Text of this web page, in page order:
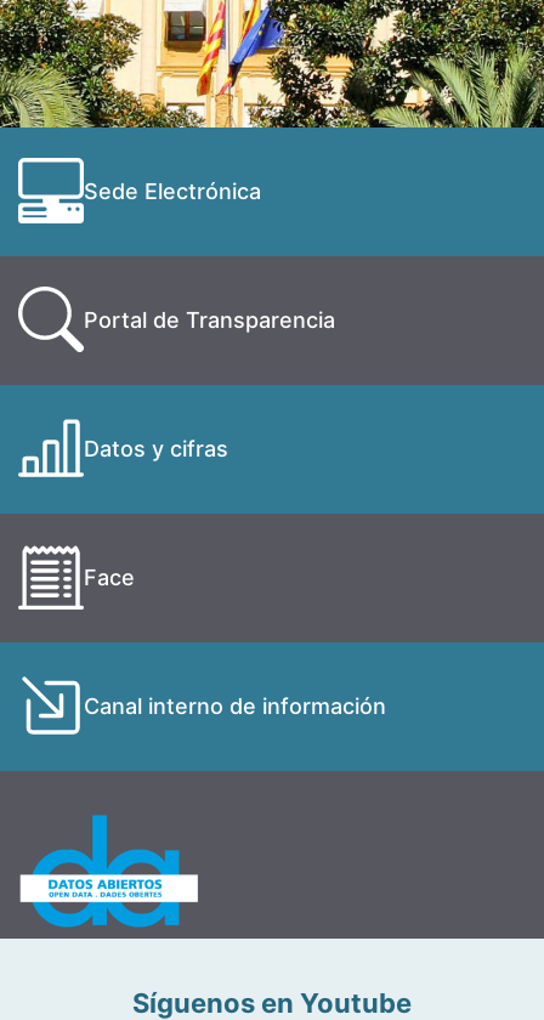
Sede Electrónica
Portal de Transparencia
Datos y cifras
Face
Canal interno de información
Síguenos en Youtube